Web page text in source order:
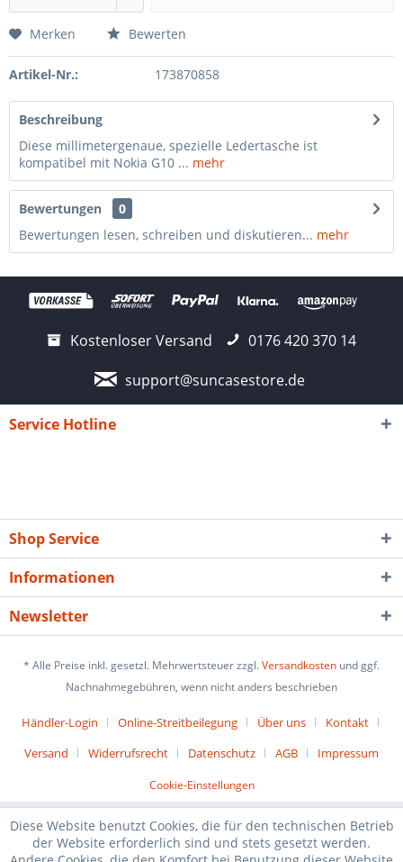
Merken Bewerten
Artikel-Nr.: 173870858
Beschreibung
Diese millimetergenaue, spezielle Ledertasche ist
kompatibel mit Nokia G10 ... mehr
Bewertungen
0
Bewertungen lesen, schreiben und diskutieren... mehr
Kostenloser Versand
0176 420 370 14
support@suncasestore.de
Service Hotline
Shop Service
Informationen
Newsletter
* Alle Preise inkl. gesetzl. Mehrwertsteuer zzgl.Versandkosten und ggf.
Nachnahmegebühren, wenn nicht anders beschrieben
Händler-Login Online-Streitbeilegung Über uns
Kontakt
Versand
Widerrufsrecht Datenschutz AGB Impressum
Cookie-Einstellungen
Diese Website benutzt Cookies, die für den technischen Betrieb
der Website erforderlich sind und stets gesetzt werden.